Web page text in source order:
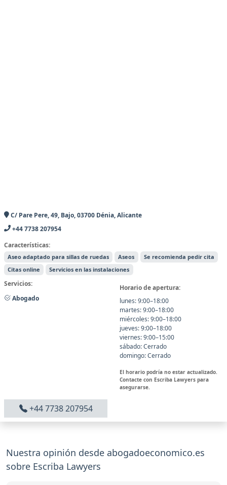
C/ Pare Pere, 49, Bajo, 03700 Dénia, Alicante
+44 7738 207954
Características:
Aseo adaptado para sillas de ruedas Aseos
Se recomienda pedir cita
Citas online
Servicios en las instalaciones
Servicios:
Abogado
Horario de apertura:
lunes: 9:00–18:00
martes: 9:00–18:00
miércoles: 9:00–18:00
jueves: 9:00–18:00
viernes: 9:00–15:00
sábado: Cerrado
domingo: Cerrado
El horario podría no estar actualizado.
Contacte con Escriba Lawyers para
asegurarse.
+44 7738 207954
Nuestra opinión desde abogadoeconomico.es
sobre Escriba Lawyers